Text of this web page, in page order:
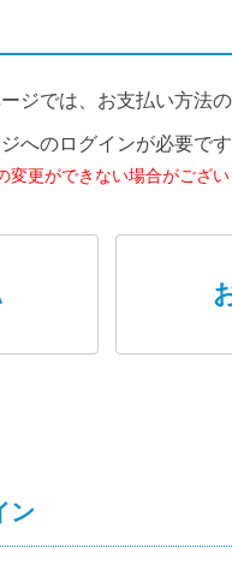
ジでは、お支払い方法
へのログインが必要です
更ができない場合がござい
ン